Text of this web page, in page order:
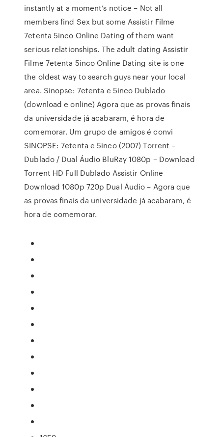
instantly at a moment’s notice – Not all
members find Sex but some Assistir Filme
7etenta 5inco Online Dating of them want
serious relationships. The adult dating Assistir
Filme 7etenta 5inco Online Dating site is one
the oldest way to search guys near your local
area. Sinopse: 7etenta e 5inco Dublado
(download e online) Agora que as provas finais
da universidade já acabaram, é hora de
comemorar. Um grupo de amigos é convi
SINOPSE: 7etenta e 5inco (2007) Torrent –
Dublado / Dual Áudio BluRay 1080p – Download
Torrent HD Full Dublado Assistir Online
Download 1080p 720p Dual Áudio – Agora que
as provas finais da universidade já acabaram, é
hora de comemorar.